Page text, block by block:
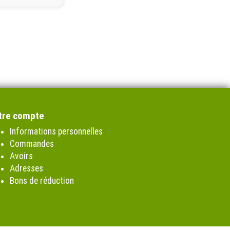
compte
Informations personnelles
Commandes
Avoirs
Adresses
Bons de réduction